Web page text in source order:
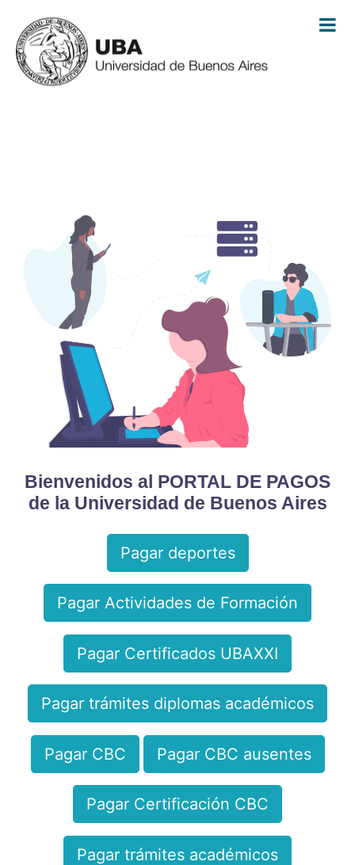
Bienvenidos al PORTAL DE PAGOS
de la Universidad de Buenos Aires
Pagar deportes
Pagar Actividades de Formación
Pagar Certificados UBAXXI
Pagar trámites diplomas académicos
Pagar CBC Pagar CBC ausentes
Pagar Certificación CBC
Pagar trámites académicos